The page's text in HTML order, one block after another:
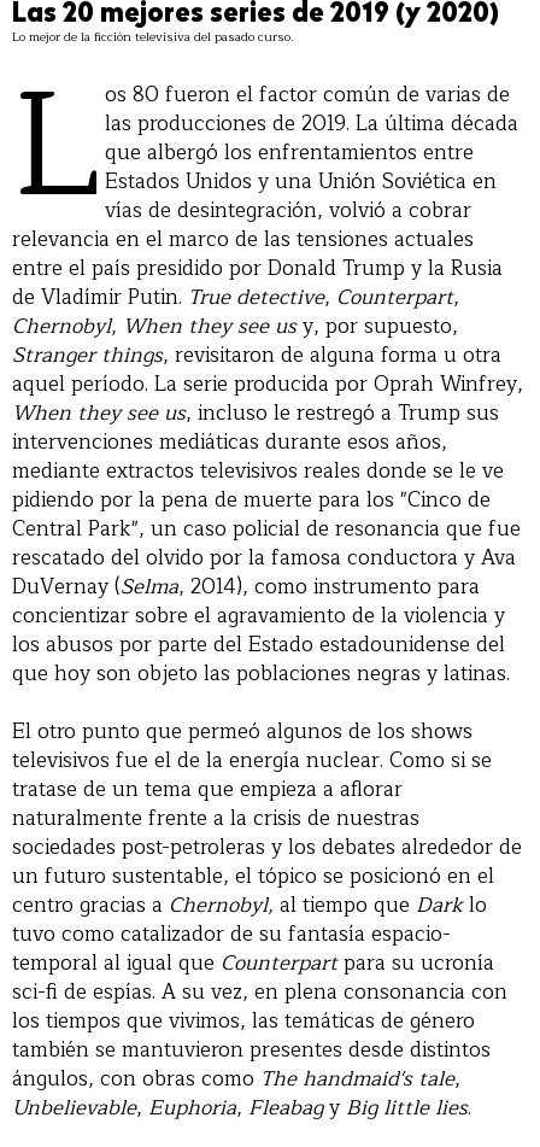
Las 20 mejores series de 2019 (y 2020)
Lo mejor de la ficción televisiva del pasado curso.
L os 80 fueron el factor común de varias de
las producciones de 2019. La última década
que albergó los enfrentamientos entre
Estados Unidos y una Unión Soviética en
vías de desintegración, volvió a cobrar
relevancia en el marco de las tensiones actuales
entre el país presidido por Donald Trump y la Rusia
de Vladímir Putin. True detective, Counterpart,
Chernobyl, When they see usy, por supuesto,
Stranger things, revisitaron de alguna forma u otra
aquel período. La serie producida por Oprah Winfrey,
When they see us, incluso le restregó a Trump sus
intervenciones mediáticas durante esos años,
mediante extractos televisivos reales donde se le ve
pidiendo por la pena de muerte para los "Cinco de
Central Park", un caso policial de resonancia que fue
rescatado del olvido por la famosa conductora y Ava
DuVernay (Selma, 2014), como instrumento para
concientizar sobre el agravamiento de la violencia y
los abusos por parte del Estado estadounidense del
que hoy son objeto las poblaciones negras y latinas.
El otro punto que permeó algunos de los shows
televisivos fue el de la energía nuclear. Como si se
tratase de un tema que empieza a aflorar
naturalmente frente a la crisis de nuestras
sociedades post-petroleras y los debates alrededor de
un futuro sustentable, el tópico se posicionó en el
centro gracias a Chernobyl, al tiempo que Darklo
tuvo como catalizador de su fantasía espacio-
temporal al igual que Counterpartpara su ucronía
sci-fi de espías. A su vez, en plena consonancia con
los tiempos que vivimos, las temáticas de género
también se mantuvieron presentes desde distintos
ángulos, con obras como The handmaid's tale,
Unbelievable, Euphoria, Fleabagy Big little lies.